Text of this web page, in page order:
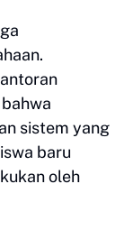
sistem yang
baru
oleh